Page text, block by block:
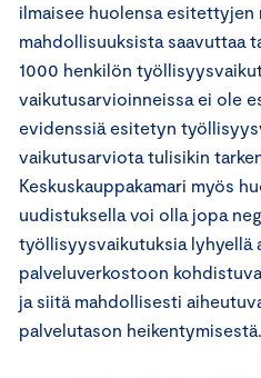
ilmaisee huolensa esitettyjen
mahdollisuuksista saavuttaa
1000 henkilön
vaikutusarvioinneissa ei ole
evidenssiä esitetyn
vaikutusarviota tulisikin
Keskuskauppakamari myös
uudistuksella voi olla jopa
työllisyysvaikutuksia lyhyellä
palveluverkostoon
ja siitä mahdollisesti
palvelutason heikentymisestä.